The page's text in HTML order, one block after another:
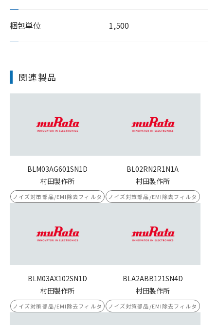
梱包単位 1,500
関連製品
BLM03AG601SN1D
村田製作所
ノイズ対策部品/EMI除去フィルタ
BL02RN2R1N1A
村田製作所
ノイズ対策部品/EMI除去フィルタ
BLM03AX102SN1D
村田製作所
ノイズ対策部品/EMI除去フィルタ
BLA2ABB121SN4D
村田製作所
ノイズ対策部品/EMI除去フィルタ